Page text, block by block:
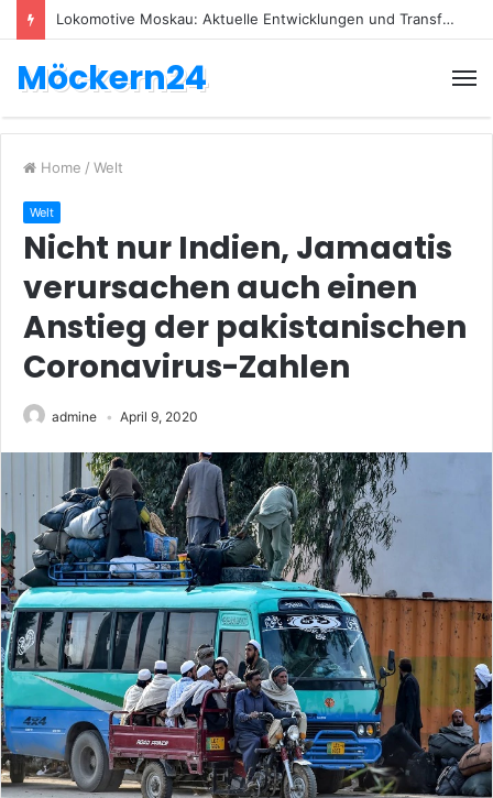
Lokomotive Moskau: Aktuelle Entwicklungen und Transfers
Möckern24
Home / Welt
Welt
Nicht nur Indien, Jamaatis
verursachen auch einen
Anstieg der pakistanischen
Coronavirus-Zahlen
admine April 9, 2020